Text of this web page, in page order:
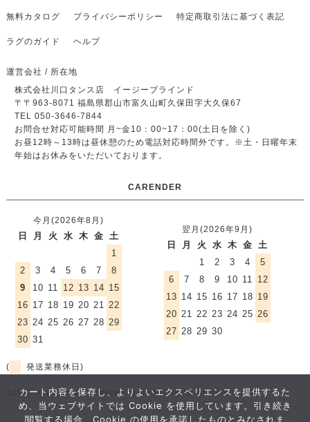
無料カタログ プライバシーポリシー 特定商取引法に基づく表記
ラグのガイド ヘルプ
運営会社 / 所在地
株式会社川口タンス店 イージーブラインド
〒 〒963-8071 福島県郡山市富久山町久保田字大久保67
TEL 050-3646-7844
お問合せ対応可能時間 月~金10：00~17：00(土日を除く)
お昼12時～13時は昼休憩のため電話対応時間外です。 ※土・日曜年末
年始はお休みをいただいております。
CARENDER
今月(2026年8月)
日 月 火 水 木 金 土
1
2
3 4 5 6 7
8
9
10 11 12 13 14 15
16 17 18 19 20 21 22
23 24 25 26 27 28 29
30 31
翌月(2026年9月)
日 月 火 水 木 金
土
1
2 3 4
5
6
7 8 9 10 11
12
13 14 15 16 17 18 19
20 21 22 23 24 25 26
27 28 29 30
( 発送業務休日)
©2012- rugmart.jp / produced by KAWAGUCHI furniture Co.,ltd.
カート内容を保存し、よりよいエクスペリエンスを提供するた
め、当ウェブサイトでは Cookie を使用しています。引き続き
閲覧する場合、Cookie の使用を承諾したものとみなされま